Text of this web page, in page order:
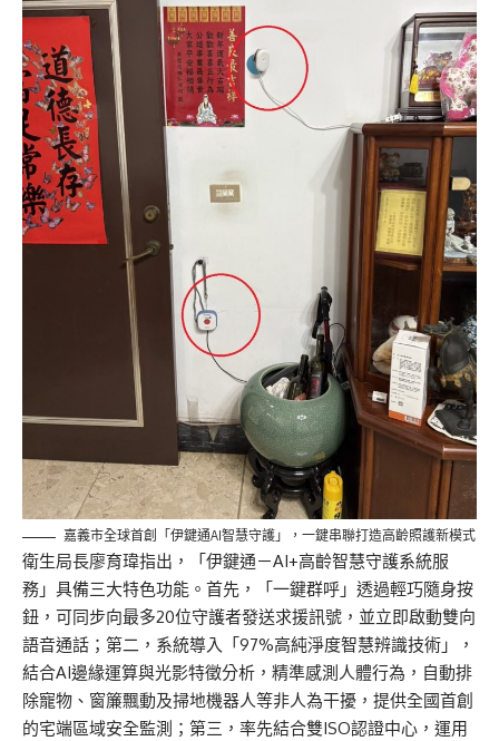
嘉義市全球首創「伊鍵通AI智慧守護」，一鍵串聯打造高齡照護新模式
衛生局長廖育瑋指出 ，「伊鍵通－AI+高齡智慧守護系統服
務」具備三大特色功能。首先，「一鍵群呼」透過輕巧隨身按
鈕，可同步向最多20位守護者發送求援訊號，並立即啟動雙向
語音通話； 第二 ，系統導入 「 97%高純淨度智慧辨識技術 」
，
結合AI邊緣運算與光影特徵分析，精準感測人體行為，自動排
除寵物、窗簾飄動及掃地機器人等非人為干擾，提供全國首創
的宅端區域安全監測；第三，率先結合雙ISO認證中心，運用